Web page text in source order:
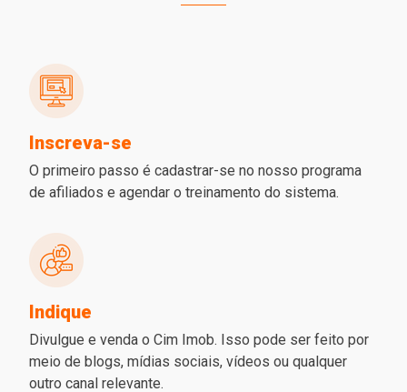
Inscreva-se
O primeiro passo é cadastrar-se no nosso programa
de afiliados e agendar o treinamento do sistema.
Indique
Divulgue e venda o Cim Imob. Isso pode ser feito por
meio de blogs, mídias sociais, vídeos ou qualquer
outro canal relevante.